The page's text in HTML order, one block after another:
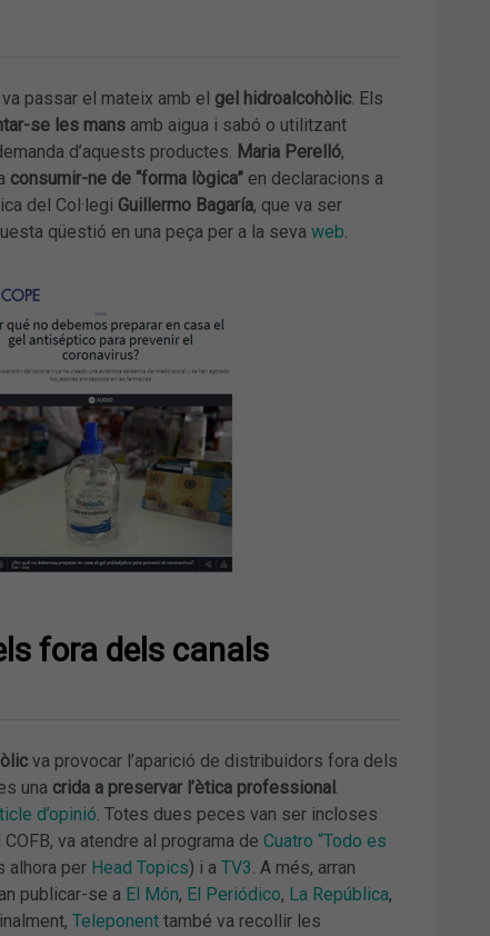
passar el mateix amb el gel hidroalcohòlic. Els
se les mansamb aigua i sabó o utilitzant
d’aquests productes. Maria Perelló,
consumir-ne de “forma lògica”en declaracions a
del Col·legi Guillermo Bagaría, que va ser
qüestió en una peça per a la seva web.
fora dels canals
va provocar l’aparició de distribuidors fora dels
una crida a preservar l’ètica professional.
d’opinió. Totes dues peces van ser incloses
va atendre al programa de Cuatro “Todo es
alhora per Head Topics) i a TV3. A més, arran
publicar-se a El Món, El Periódico, La República,
Teleponenttambé va recollir les